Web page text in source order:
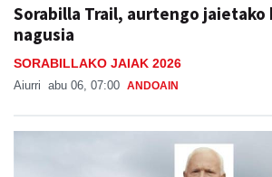
Sorabilla Trail, aurtengo
nagusia
SORABILLAKO JAIAK 2026
Aiurri abu 06, 07:00 ANDOAIN